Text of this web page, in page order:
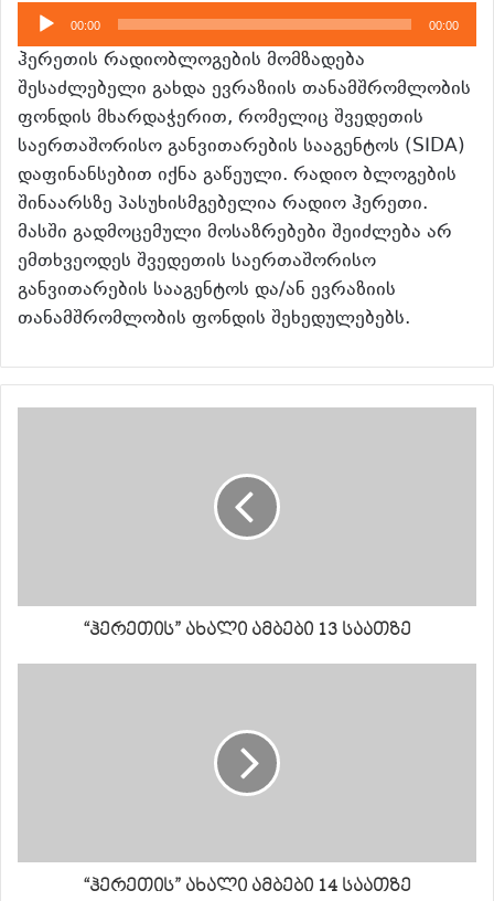
აუდიო
დამკვრელი
00:00 00:00
ჰერეთის რადიობლოგების მომზადება
შესაძლებელი გახდა ევრაზიის თანამშრომლობის
ფონდის მხარდაჭერით, რომელიც შვედეთის
საერთაშორისო განვითარების სააგენტოს (SIDA)
დაფინანსებით იქნა გაწეული. რადიო ბლოგების
შინაარსზე პასუხისმგებელია რადიო ჰერეთი.
მასში გადმოცემული მოსაზრებები შეიძლება არ
ემთხვეოდეს შვედეთის საერთაშორისო
განვითარების სააგენტოს და/ან ევრაზიის
თანამშრომლობის ფონდის შეხედულებებს.
“ჰერეთის” ახალი ამბები 13 საათზე
“ჰერეთის” ახალი ამბები 14 საათზე